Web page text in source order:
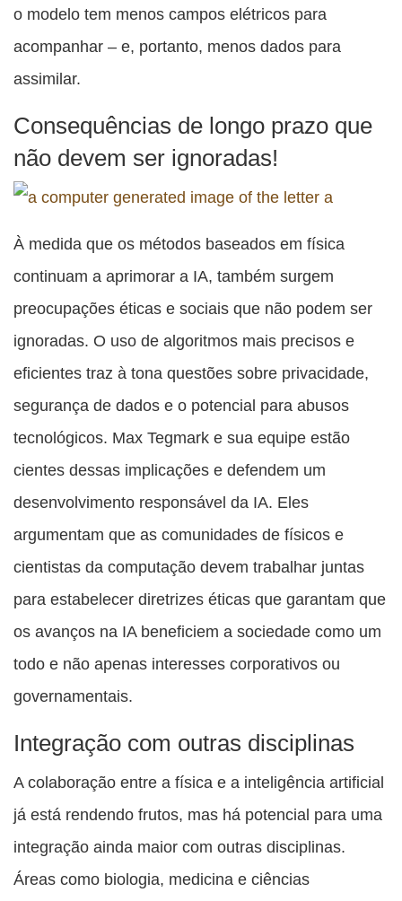
o modelo tem menos campos elétricos para
acompanhar – e, portanto, menos dados para
assimilar.
Consequências de longo prazo que
não devem ser ignoradas!
À medida que os métodos baseados em física
continuam a aprimorar a IA, também surgem
preocupações éticas e sociais que não podem ser
ignoradas. O uso de algoritmos mais precisos e
eficientes traz à tona questões sobre privacidade,
segurança de dados e o potencial para abusos
tecnológicos. Max Tegmark e sua equipe estão
cientes dessas implicações e defendem um
desenvolvimento responsável da IA. Eles
argumentam que as comunidades de físicos e
cientistas da computação devem trabalhar juntas
para estabelecer diretrizes éticas que garantam que
os avanços na IA beneficiem a sociedade como um
todo e não apenas interesses corporativos ou
governamentais.
Integração com outras disciplinas
A colaboração entre a física e a inteligência artificial
já está rendendo frutos, mas há potencial para uma
integração ainda maior com outras disciplinas.
Áreas como biologia, medicina e ciências